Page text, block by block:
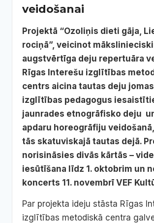
veidošanai
Projektā “Ozoliņis dieti gāja,
rociņā”, veicinot mākslinieciski
augstvērtīga deju repertuāra
Rīgas Interešu izglītības
centrs aicina tautas deju
izglītības pedagogus
jaunrades etnogrāfisko deju
apdaru horeogrāfiju
tās skatuviskajā tautas dejā.
norisināsies divās kārtās –
iesūtīšana līdz 1. oktobrim un
koncerts 11. novembrī VEF
Par projekta ideju stāsta Rīgas
izglītības metodiskā centra